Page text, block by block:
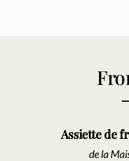
Assiette de
de la